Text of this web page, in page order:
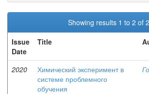
Showing results 1 to 2 of 2
Issue
Date
Title
2020
Химический эксперимент в
системе проблемного
обучения